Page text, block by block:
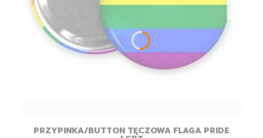
PRZYPINKA/BUTTON TĘCZOWA FLAGA PRIDE